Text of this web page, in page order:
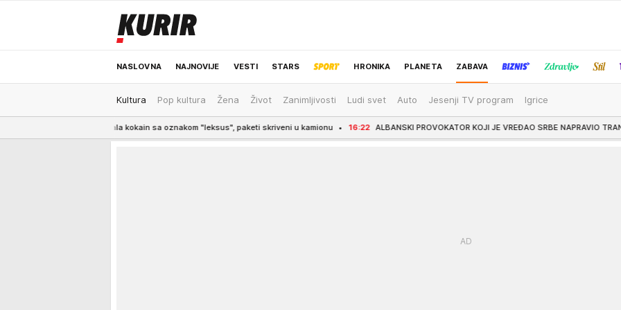
NASLOVNA NAJNOVIJE VESTI STARS HRONIKA PLANETA ZABAVA
ODRŽIVA BUDUĆNOST REGION NEWS IZBOR UREDNIKA
Kultura Pop kultura Žena Život Zanimljivosti Ludi svet Auto Jesenji TV program Igrice
kokain sa oznakom "leksus", paketi skriveni u kamionu 16:22 ALBANSKI PROVOKATOR KOJI JE VREĐAO SRBE NAPRAVIO TRANSFER KARIJERE: